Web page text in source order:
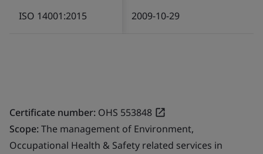
ISO 14001:2015 2009-10-29
Certificate number: OHS 553848
Scope:The management of Environment,
Occupational Health & Safety related services in